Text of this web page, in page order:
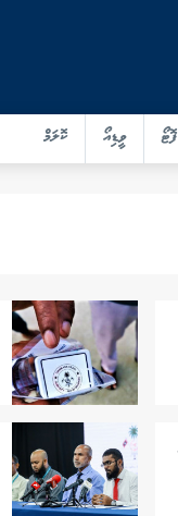
ފޮޓޯ ވީޑިއޯ ކޮލަމް